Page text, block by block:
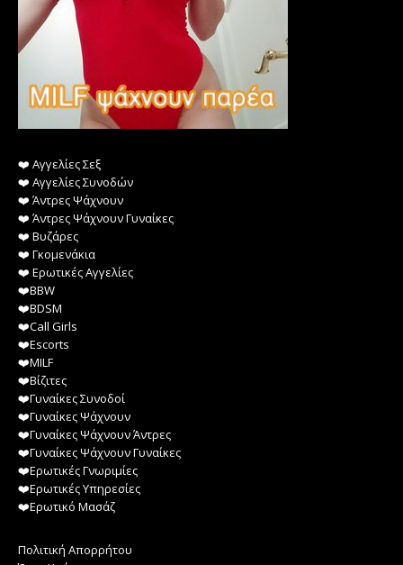
❤️️ Αγγελίες Σεξ
❤️️ Αγγελίες Συνοδών
❤️️ Άντρες Ψάχνουν
❤️️ Άντρες Ψάχνουν Γυναίκες
❤️️ Βυζάρες
❤️️ Γκομενάκια
❤️️ Ερωτικές Αγγελίες
❤️️BBW
❤️️BDSM
❤️️Call Girls
❤️️Escorts
❤️️MILF
❤️️Βίζιτες
❤️️Γυναίκες Συνοδοί
❤️️Γυναίκες Ψάχνουν
❤️️Γυναίκες Ψάχνουν Άντρες
❤️️Γυναίκες Ψάχνουν Γυναίκες
❤️️Ερωτικές Γνωριμίες
❤️️Ερωτικές Υπηρεσίες
❤️️Ερωτικό Μασάζ
Πολιτική Απορρήτου